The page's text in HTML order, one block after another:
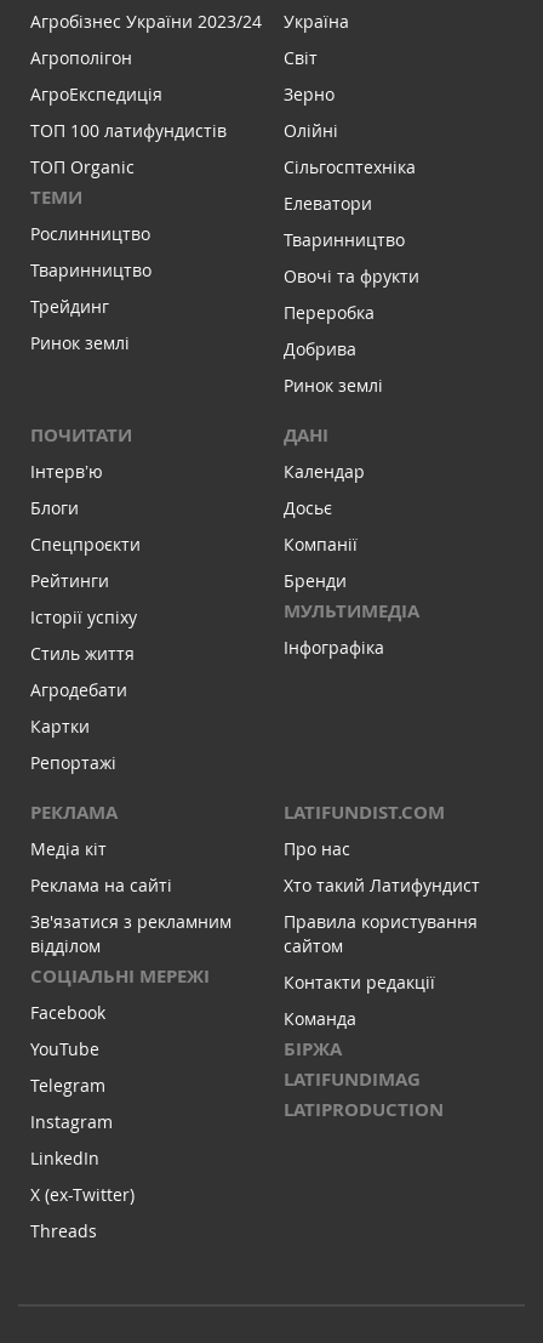
Агробізнес України 2023/24
Агрополігон
АгроЕкспедиція
ТОП 100 латифундистів
ТОП Organic
ТЕМИ
Рослинництво
Тваринництво
Трейдинг
Ринок землі
Україна
Світ
Зерно
Олійні
Сільгосптехніка
Елеватори
Тваринництво
Овочі та фрукти
Переробка
Добрива
Ринок землі
ПОЧИТАТИ
Інтервʼю
Блоги
Спецпроєкти
Рейтинги
Історії успіху
Стиль життя
Агродебати
Картки
Репортажі
ДАНІ
Календар
Досьє
Компанії
Бренди
МУЛЬТИМЕДІА
Інфографіка
РЕКЛАМА
Медіа кіт
Реклама на сайті
Зв'язатися з рекламним
відділом
СОЦІАЛЬНІ МЕРЕЖІ
Facebook
YouTube
Telegram
Instagram
LinkedIn
X (ex-Twitter)
Threads
LATIFUNDIST.COM
Про нас
Хто такий Латифундист
Правила користування
сайтом
Контакти редакції
Команда
БІРЖА
LATIFUNDIMAG
LATIPRODUCTION